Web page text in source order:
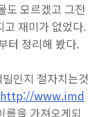
도 모르겠고 그전
고 재미가 없었다.
터 정리해 봤다.
인지 철자치는것
http://www.imd
름을 가져오게되